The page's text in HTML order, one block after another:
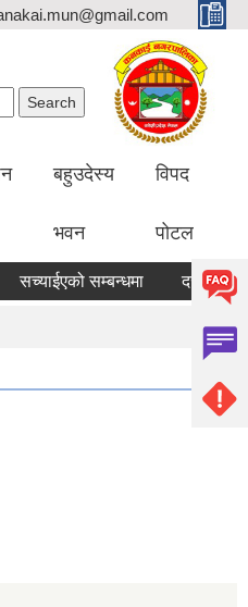
बहुउदेस्य
भवन
विपद
पोटल
सम्बन्धमा दरभाउ पत्र